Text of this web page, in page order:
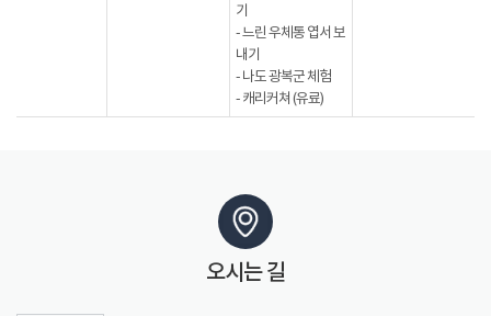
기
- 느린 우체통 엽서 보
내기
- 나도 광복군 체험
- 캐리커쳐 (유료)
오시는 길